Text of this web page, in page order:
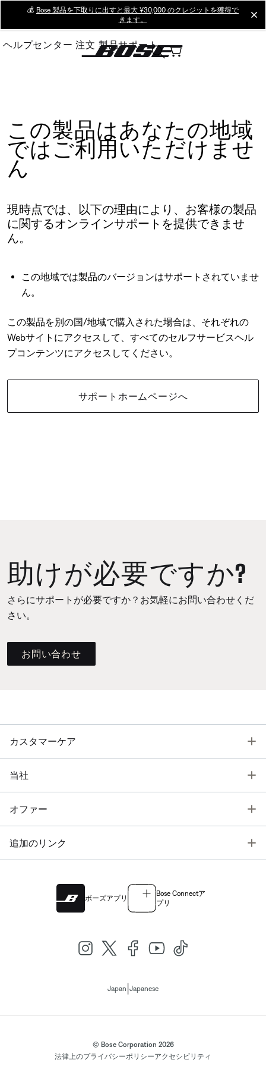
Main
💰 Bose 製品を下取りに出すと最大 ¥30,000 のクレジットを獲得で
きます。
ヘルプセンター 注文 製品サポート
この製品はあなたの地域
ではご利用いただけませ
ん
現時点では、以下の理由により、お客様の製品
に関するオンラインサポートを提供できませ
ん。
この地域では製品のバージョンはサポートされていませ
ん。
この製品を別の国/地域で購入された場合は、それぞれの
Webサイトにアクセスして、すべてのセルフサービスヘル
プコンテンツにアクセスしてください。
サポートホームページへ
助けが必要ですか?
さらにサポートが必要ですか？お気軽にお問い合わせくだ
さい。
お問い合わせ
カスタマーケア
当社
オファー
追加のリンク
ボーズアプリ
Bose Connectア
プリ
Japan Japanese
© Bose Corporation 2026
法律上のプライバシーポリシーアクセシビリティ